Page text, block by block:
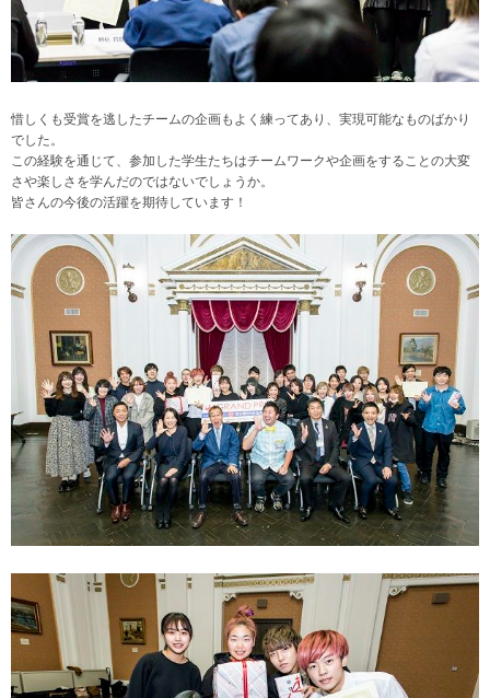
惜しくも受賞を逃したチームの企画もよく練ってあり、実現可能なものばかり
でした。
この経験を通じて、参加した学生たちはチームワークや企画をすることの大変
さや楽しさを学んだのではないでしょうか。
皆さんの今後の活躍を期待しています！